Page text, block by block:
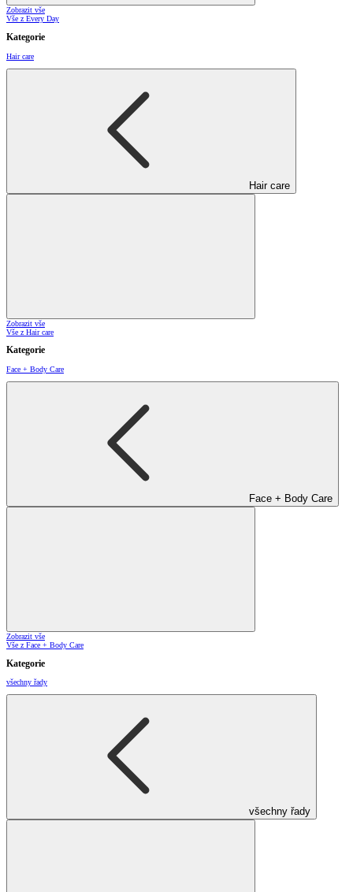
Zobrazit vše
Vše z Every Day
Kategorie
Hair care
Hair care
Zobrazit vše
Vše z Hair care
Kategorie
Face + Body Care
Face + Body Care
Zobrazit vše
Vše z Face + Body Care
Kategorie
všechny řady
všechny řady